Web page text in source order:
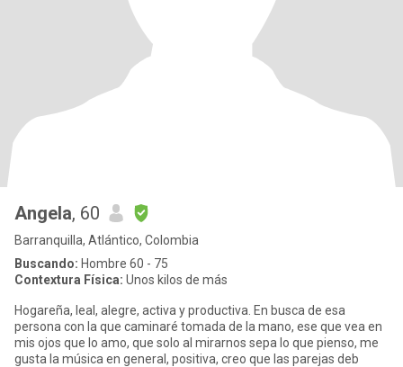
Angela, 60
Barranquilla, Atlántico, Colombia
Buscando: Hombre 60 - 75
Contextura Física: Unos kilos de más
Hogareña, leal, alegre, activa y productiva. En busca de esa
persona con la que caminaré tomada de la mano, ese que vea en
mis ojos que lo amo, que solo al mirarnos sepa lo que pienso, me
gusta la música en general, positiva, creo que las parejas deb